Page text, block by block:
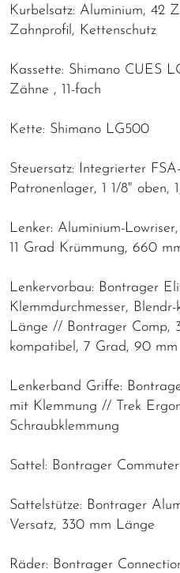
Kurbelsatz: Aluminium, 42
Zahnprofil, Kettenschutz
Kassette: Shimano CUES
Zähne , 11-fach
Kette: Shimano LG500
Steuersatz: Integrierter
Patronenlager, 1 1/8" oben,
Lenker: Aluminium-
11 Grad Krümmung, 660
Lenkervorbau: Bontrager
Klemmdurchmesser,
Länge // Bontrager Comp,
kompatibel, 7 Grad, 90
Lenkerband Griffe:
mit Klemmung // Trek
Schraubklemmung
Sattel: Bontrager
Sattelstütze: Bontrager
Versatz, 330 mm Länge
Räder: Bontrager